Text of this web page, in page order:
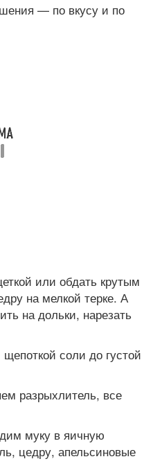
— по вкусу и по
или обдать крутым
на мелкой терке. А
на дольки, нарезать
соли до густой
разрыхлитель, все
муку в яичную
цедру, апельсиновые